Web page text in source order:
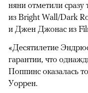
няни отметили
из Bright Wall/Dark
и Джен Джонас из
«Десятилетие
гарантии, что
Поппинс оказалась
Уоррен.